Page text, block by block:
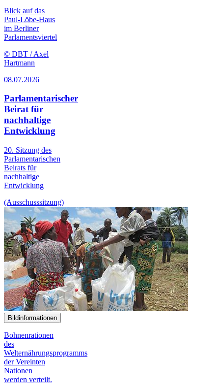
Blick auf das
Paul-Löbe-Haus
im Berliner
Parlamentsviertel
© DBT / Axel
Hartmann
08.07.2026
Parlamentarischer
Beirat für
nachhaltige
Entwicklung
20. Sitzung des
Parlamentarischen
Beirats für
nachhaltige
Entwicklung
(Ausschusssitzung)
Bildinformationen
Bohnenrationen
des
Welternährungsprogramms
der Vereinten
Nationen
werden verteilt.